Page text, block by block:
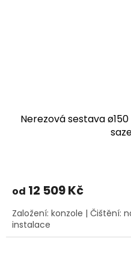
Nerezová sestava
je
z
5
hvězdiček.
od 12 509 Kč
Založení: konzole | Čištění:
instalace